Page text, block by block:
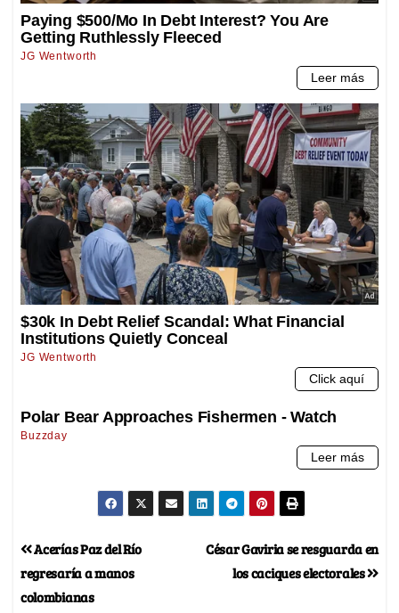
César Gaviria se resguarda en
los caciques electorales
Acerías Paz del Río
regresaría a manos
colombianas